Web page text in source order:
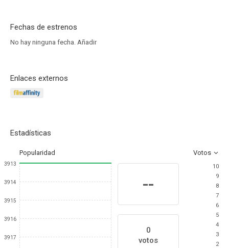
Fechas de estrenos
No hay ninguna fecha. Añadir
Enlaces externos
Estadísticas
Popularidad Votos
3913
3914
3915
3916
3917
--
0
votos
10
9
8
7
6
5
4
3
2